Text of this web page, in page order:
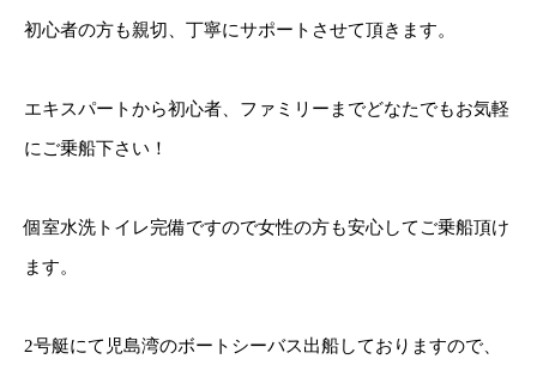
初心者の方も親切、丁寧にサポートさせて頂きます。
エキスパートから初心者、ファミリーまでどなたでもお気軽
にご乗船下さい！
個室水洗トイレ完備ですので女性の方も安心してご乗船頂け
ます。
2号艇にて児島湾のボートシーバス出船しておりますので、